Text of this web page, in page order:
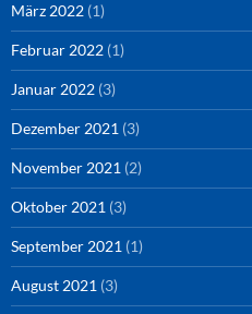
März 2022 (1)
Februar 2022 (1)
Januar 2022 (3)
Dezember 2021 (3)
November 2021 (2)
Oktober 2021 (3)
September 2021 (1)
August 2021 (3)